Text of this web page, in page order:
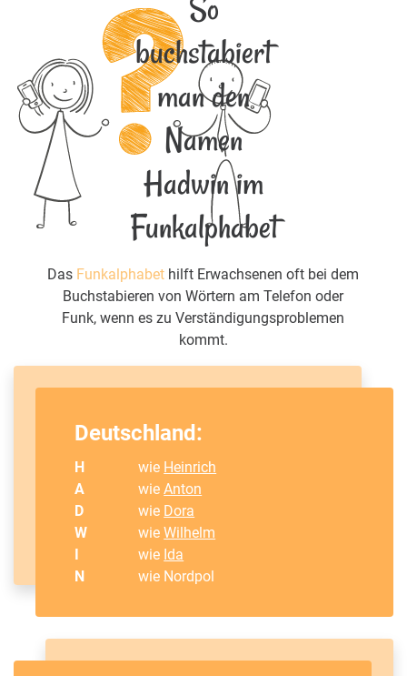
buchstabiert
man den
Namen
Hadwin im
Funkalphabet
Das Funkalphabet hilft Erwachsenen oft bei dem
Buchstabieren von Wörtern am Telefon oder
Funk, wenn es zu Verständigungsproblemen
kommt.
Deutschland:
H wie Heinrich
A
wieAnton
D
wie Dora
W
wieWilhelm
I
wie Ida
N
wie Nordpol